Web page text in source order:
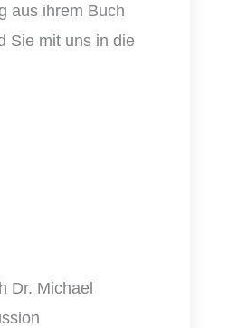
aus ihrem Buch
Sie mit uns in die
Dr. Michael